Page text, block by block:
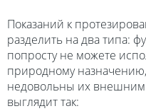
Показаний к
разделить на два типа:
попросту не можете
природному назначению,
недовольны их
выглядит так: